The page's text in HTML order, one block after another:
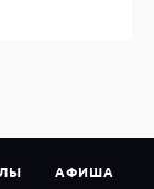
АФИША